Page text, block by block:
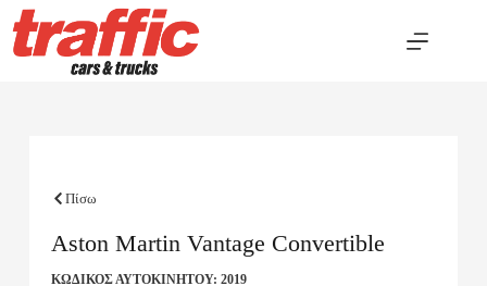
Πίσω
Aston Martin Vantage Convertible
ΚΩΔΙΚΟΣ ΑΥΤΟΚΙΝΗΤΟΥ: 2019